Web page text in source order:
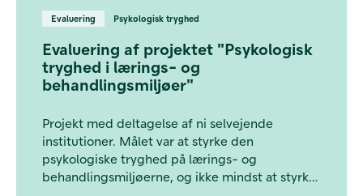
Evaluering Psykologisk tryghed
Evaluering af projektet "Psykologisk
tryghed i lærings- og
behandlingsmiljøer"
Projekt med deltagelse af ni selvejende
institutioner. Målet var at styrke den
psykologiske tryghed på lærings- og
behandlingsmiljøerne, og ikke mindst at styrke